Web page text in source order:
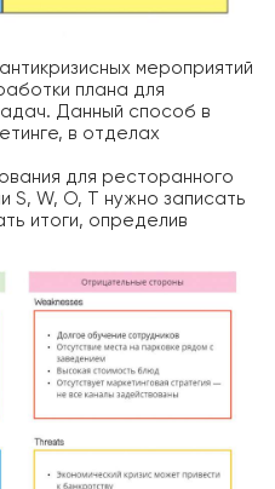
мероприятий
плана для
Данный способ в
в отделах
для ресторанного
S, W, O, T нужно записать
итоги, определив